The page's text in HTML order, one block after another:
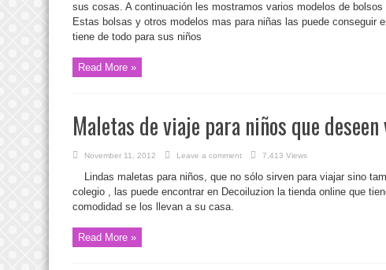
sus cosas. A continuación les mostramos varios modelos de
Estas bolsas y otros modelos mas para niñas las puede conseguir
tiene de todo para sus niños
Read More »
Maletas de viaje para niños que
November 11, 2012 Leave a comment 7,413 Views
Lindas maletas para niños, que no sólo sirven para viajar sino
colegio , las puede encontrar en Decoiluzion la tienda online que
comodidad se los llevan a su casa.
Read More »